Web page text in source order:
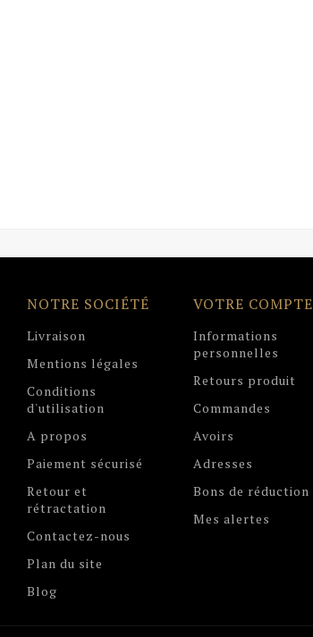
NOTRE SOCIÉTÉ
Livraison
Mentions légales
Conditions
d'utilisation
A propos
Paiement sécurisé
Retour et
rétractation
Contactez-nous
Plan du site
Blog
VOTRE COMPTE
Informations
personnelles
Retours produit
Commandes
Avoirs
Adresses
Bons de réduction
Mes alertes